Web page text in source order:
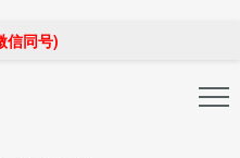
信同号)